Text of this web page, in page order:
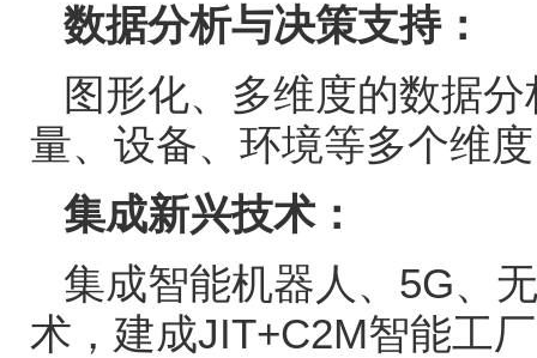
数据分析与决策支持：
图形化、多维度的数据
量、设备、环境等多个维
集成新兴技术：
集成智能机器人、 5G、
术，建成JIT+C2M智能工